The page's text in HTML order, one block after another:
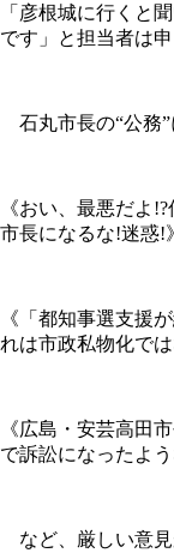
「彦根城に行くと
です」と担当者は
石丸市長の“公務
《おい、最悪だよ
市長になるな!迷惑!》
《「都知事選支援
れは市政私物化では
《広島・安芸高田
で訴訟になったよ
など、厳しい意見